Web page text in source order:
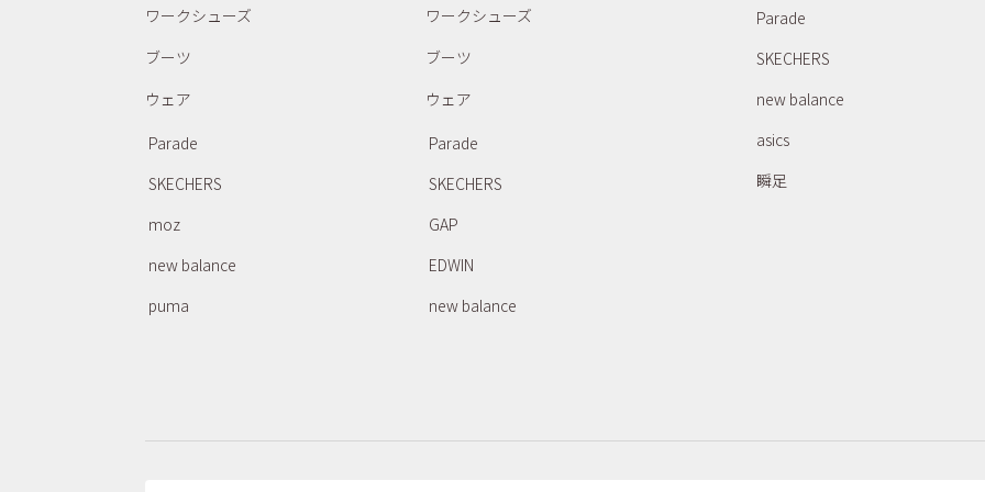
ワークシューズ
ブーツ
ウェア
Parade
SKECHERS
moz
new balance
puma
ワークシューズ
ブーツ
ウェア
Parade
SKECHERS
GAP
EDWIN
new balance
Parade
SKECHERS
new balance
asics
瞬足